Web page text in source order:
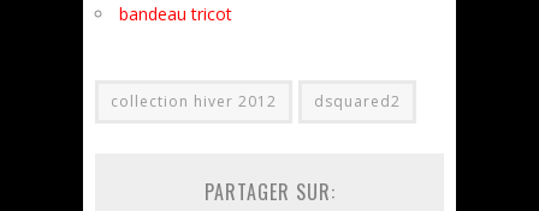
bandeau tricot
collection hiver 2012 dsquared2
PARTAGER SUR: